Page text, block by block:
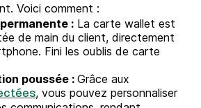
Voici comment :
: La carte wallet est
de main du client, directement
Fini les oublis de carte
poussée :Grâce aux
, vous pouvez personnaliser